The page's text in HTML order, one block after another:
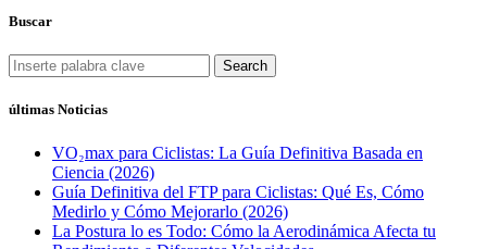
Buscar
Search
últimas Noticias
VO₂max para Ciclistas: La Guía Definitiva Basada en
Ciencia (2026)
Guía Definitiva del FTP para Ciclistas: Qué Es, Cómo
Medirlo y Cómo Mejorarlo (2026)
La Postura lo es Todo: Cómo la Aerodinámica Afecta tu